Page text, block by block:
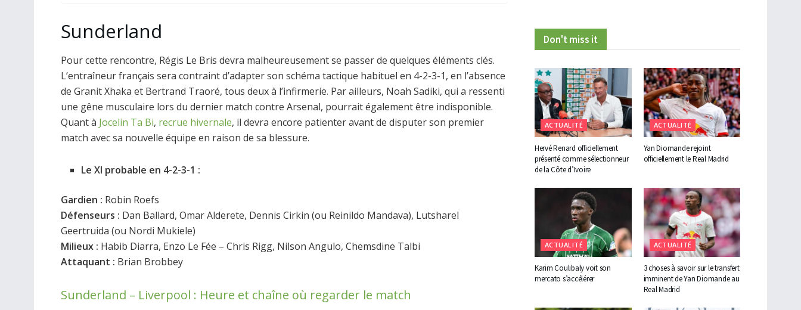
Sunderland
Pour cette rencontre, Régis Le Bris devra malheureusement se passer de quelques éléments clés.
L’entraîneur français sera contraint d’adapter son schéma tactique habituel en 4-2-3-1, en l’absence
de Granit Xhaka et Bertrand Traoré, tous deux à l’infirmerie. Par ailleurs, Noah Sadiki, qui a ressenti
une gêne musculaire lors du dernier match contre Arsenal, pourrait également être indisponible.
Quant à Jocelin Ta Bi, recrue hivernale, il devra encore patienter avant de disputer son premier
match avec sa nouvelle équipe en raison de sa blessure.
Le XI probable en 4-2-3-1 :
Gardien : Robin Roefs
Défenseurs : Dan Ballard, Omar Alderete, Dennis Cirkin (ou Reinildo Mandava), Lutsharel
Geertruida (ou Nordi Mukiele)
Milieux : Habib Diarra, Enzo Le Fée – Chris Rigg, Nilson Angulo, Chemsdine Talbi
Attaquant : Brian Brobbey
Sunderland – Liverpool : Heure et chaîne où regarder le match
Don't miss it
ACTUALITÉ
Hervé Renard officiellement
présenté comme sélectionneur
de la Côte d’Ivoire
ACTUALITÉ
Yan Diomande rejoint
officiellement le Real Madrid
ACTUALITÉ
Karim Coulibaly voit son
mercato s’accélérer
ACTUALITÉ
3 choses à savoir sur le transfert
imminent de Yan Diomande au
Real Madrid